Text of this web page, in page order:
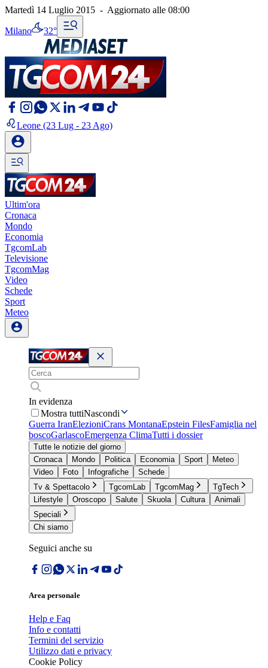
Martedì 14 Luglio 2015 - Aggiornato alle 08:00
Milano 32°
Leone (23 Lug - 23 Ago)
Ultim'ora
Cronaca
Mondo
Economia
TgcomLab
Televisione
TgcomMag
Video
Schede
Sport
Meteo
In evidenza
Mostra tuttiNascondi
Guerra IranElezioniCrans MontanaEpstein FilesFamiglia nel
boscoGarlascoEmergenza ClimaTutti i dossier
Tutte le notizie del giorno
Cronaca
Mondo Politica Economia Sport
Meteo
Video
Foto Infografiche
Schede
Tv & Spettacolo
TgcomLab TgcomMag
TgTech
Lifestyle
Oroscopo Salute Skuola Cultura
Animali
Speciali
Chi siamo
Seguici anche su
Area personale
Help e Faq
Info e contatti
Termini del servizio
Utilizzo dati e privacy
Cookie Policy